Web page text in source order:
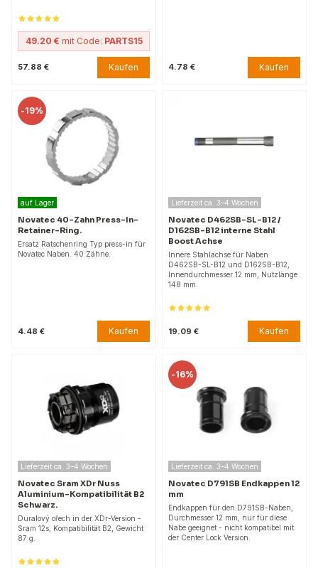
49.20 € mit Code: PARTS15
57.88 € Kaufen 4.78 € Kaufen
-19%
auf Lager
Novatec 40-Zahn Press-In-
Retainer-Ring.
Ersatz Ratschenring Typ press-in für
Novatec Naben. 40 Zähne.
4.48 € Kaufen
Lieferzeit ca. 3–4 Wochen
Novatec D462SB-SL-B12 /
D162SB-B12 interne Stahl
Boost Achse
Innere Stahlachse für Naben
D462SB-SL-B12 und D162SB-B12,
Innendurchmesser 12 mm, Nutzlänge
148 mm.
19.09 € Kaufen
Lieferzeit ca. 3–4 Wochen
Novatec Sram XDr Nuss
Aluminium-Kompatibilität B2
Schwarz.
Duralový ořech in der XDr-Version -
Sram 12s, Kompatibilität B2, Gewicht
87 g.
-16%
Lieferzeit ca. 3–4 Wochen
Novatec D791SB Endkappen 12
mm
Endkappen für den D791SB-Naben,
Durchmesser 12 mm, nur für diese
Nabe geeignet - nicht kompatibel mit
der Center Lock Version.